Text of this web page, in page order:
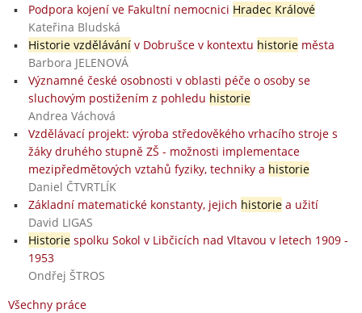
Podpora kojení ve Fakultní nemocnici Hradec Králové
Kateřina Bludská
Historie vzdělávánív Dobrušce v kontextu historieměsta
Barbora JELENOVÁ
Významné české osobnosti v oblasti péče o osoby se
sluchovým postižením z pohledu historie
Andrea Váchová
Vzdělávací projekt: výroba středověkého vrhacího stroje s
žáky druhého stupně ZŠ - možnosti implementace
mezipředmětových vztahů fyziky, techniky a historie
Daniel ČTVRTLÍK
Základní matematické konstanty, jejich historiea užití
David LIGAS
Historiespolku Sokol v Libčicích nad Vltavou v letech 1909 -
1953
Ondřej ŠTROS
Všechny práce